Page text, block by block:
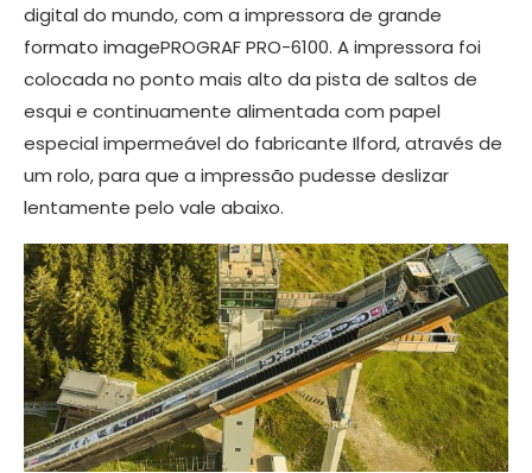
digital do mundo, com a impressora de grande
formato imagePROGRAF PRO-6100. A impressora foi
colocada no ponto mais alto da pista de saltos de
esqui e continuamente alimentada com papel
especial impermeável do fabricante Ilford, através de
um rolo, para que a impressão pudesse deslizar
lentamente pelo vale abaixo.